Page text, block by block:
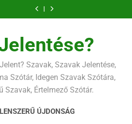
jelentése
Civilizáció
jelentése
Szavak, Szavak Jelentése,
Szótár, Idegen Szavak Szótára,
Szavak, Értelmező Szótár.
ÚJDONSÁG